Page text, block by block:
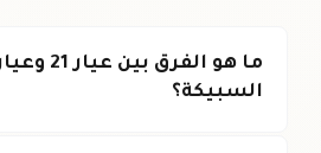
السبيكة؟